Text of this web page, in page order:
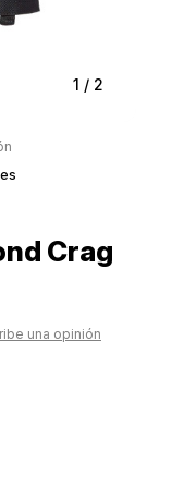
1 / 2
Crag
una opinión